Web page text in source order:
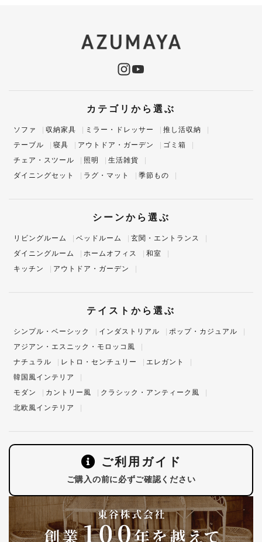
カテゴリから選ぶ
ソファ 収納家具 ミラー・ドレッサー
推し活収納
テーブル
寝具 アウトドア・ガーデン
ゴミ箱
チェア・スツール
照明
生活雑貨
ダイニングセット
ラグ・マット 季節もの
シーンから選ぶ
リビングルーム ベッドルーム
玄関・エントランス
ダイニングルーム
ホームオフィス
和室
キッチン
アウトドア・ガーデン
テイストから選ぶ
シンプル・ベーシック インダストリアル
ポップ・カジュアル
アジアン・エスニック・モロッコ風
ナチュラル
レトロ・センチュリー
エレガント
韓国風インテリア
モダン
カントリー風
クラシック・アンティーク風
北欧風インテリア
ご利用ガイド
ご購入の前に必ずご確認ください